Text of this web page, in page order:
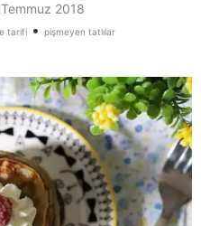
2018
tarifi • pişmeyen tatlılar